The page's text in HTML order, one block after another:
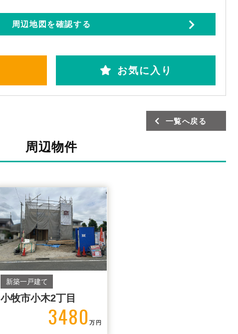
周辺地図を確認する
お気に入り
一覧へ戻る
周辺物件
新築一戸建て
小牧市小木2丁目
3480万円